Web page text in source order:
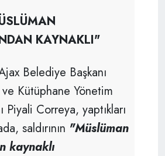
KAYNAKLI"
Belediye Başkanı
Kütüphane Yönetim
Piyali Correya, yaptıkları
saldırının "Müslüman
kaynaklı